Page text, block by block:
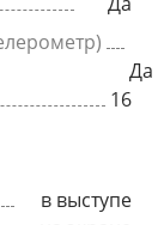
Да
16
в выступе